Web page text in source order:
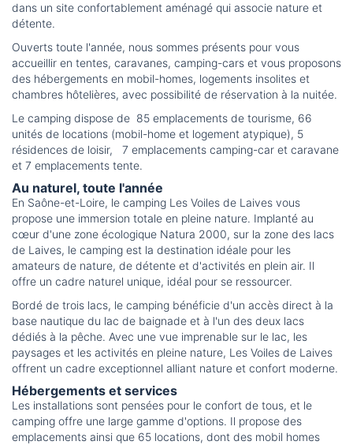
dans un site confortablement aménagé qui associe nature et
détente.
Ouverts toute l'année, nous sommes présents pour vous
accueillir en tentes, caravanes, camping-cars et vous proposons
des hébergements en mobil-homes, logements insolites et
chambres hôtelières, avec possibilité de réservation à la nuitée.
Le camping dispose de 85 emplacements de tourisme, 66
unités de locations (mobil-home et logement atypique), 5
résidences de loisir, 7 emplacements camping-car et caravane
et 7 emplacements tente.
Au naturel, toute l'année
En Saône-et-Loire, le camping Les Voiles de Laives vous
propose une immersion totale en pleine nature. Implanté au
cœur d'une zone écologique Natura 2000, sur la zone des lacs
de Laives, le camping est la destination idéale pour les
amateurs de nature, de détente et d'activités en plein air. Il
offre un cadre naturel unique, idéal pour se ressourcer.
Bordé de trois lacs, le camping bénéficie d'un accès direct à la
base nautique du lac de baignade et à l'un des deux lacs
dédiés à la pêche. Avec une vue imprenable sur le lac, les
paysages et les activités en pleine nature, Les Voiles de Laives
offrent un cadre exceptionnel alliant nature et confort moderne.
Hébergements et services
Les installations sont pensées pour le confort de tous, et le
camping offre une large gamme d'options. Il propose des
emplacements ainsi que 65 locations, dont des mobil homes